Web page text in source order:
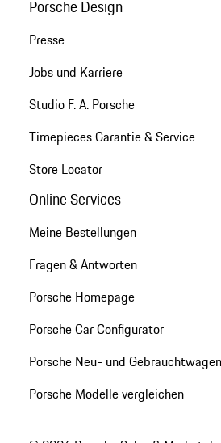
Porsche Design
Presse
Jobs und Karriere
Studio F. A. Porsche
Timepieces Garantie & Service
Store Locator
Online Services
Meine Bestellungen
Fragen & Antworten
Porsche Homepage
Porsche Car Configurator
Porsche Neu- und
Porsche Modelle vergleichen